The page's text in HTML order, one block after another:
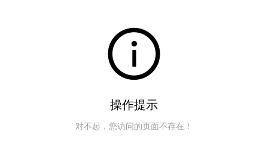
操作提示
对不起，您访问的页面不存在！